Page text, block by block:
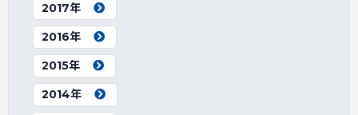
2017年
2016年
2015年
2014年